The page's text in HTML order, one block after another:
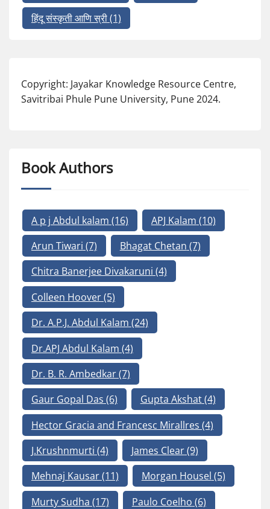
हिंदू संस्कृती आणि स्री(1)
Copyright: Jayakar Knowledge Resource Centre,
Savitribai Phule Pune University, Pune 2024.
Book Authors
A p j Abdul kalam (16) APJ Kalam (10)
Arun Tiwari (7) Bhagat Chetan (7)
Chitra Banerjee Divakaruni (4)
Colleen Hoover(5)
Dr. A.P.J. Abdul Kalam (24)
Dr.APJ Abdul Kalam (4)
Dr. B. R. Ambedkar(7)
Gaur Gopal Das (6) Gupta Akshat(4)
Hector Gracia and Francesc Mirallres (4)
J.Krushnmurti (4) James Clear(9)
Mehnaj Kausar(11) Morgan Housel (5)
Murty Sudha (17) Paulo Coelho (6)